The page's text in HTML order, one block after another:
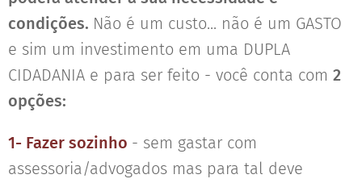
condições. Não é um custo... não é um GASTO
e sim um investimento em uma DUPLA
CIDADANIA e para ser feito - você conta com 2
opções:
1- Fazer sozinho - sem gastar com
assessoria/advogados mas para tal deve